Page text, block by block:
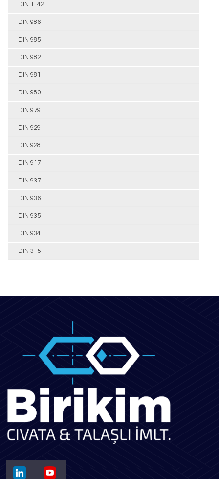
DIN 1142
DIN 986
DIN 985
DIN 982
DIN 981
DIN 980
DIN 979
DIN 929
DIN 928
DIN 917
DIN 937
DIN 936
DIN 935
DIN 934
DIN 315